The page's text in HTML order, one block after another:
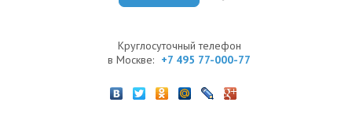
Круглосуточный телефон
в Москве: +7 495 77-000-77